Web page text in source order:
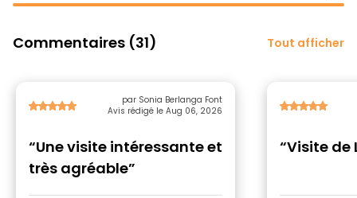
Commentaires (31) Tout afficher
par Sonia Berlanga Font
Avis rédigé le Aug 06, 2026
“Une visite intéressante et
très agréable”
“Visite de